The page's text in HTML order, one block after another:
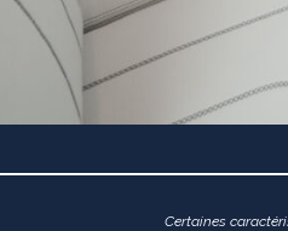
Certaines